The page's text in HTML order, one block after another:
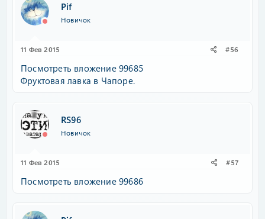
Pif
Новичок
11 Фев 2015 #56
Посмотреть вложение 99685
Фруктовая лавка в Чапоре.
RS96
Новичок
11 Фев 2015 #57
Посмотреть вложение 99686